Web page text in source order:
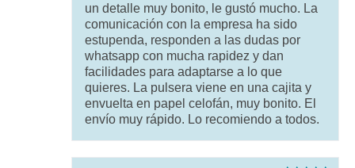
un detalle muy bonito, le gustó mucho. La
comunicación con la empresa ha sido
estupenda, responden a las dudas por
whatsapp con mucha rapidez y dan
facilidades para adaptarse a lo que
quieres. La pulsera viene en una cajita y
envuelta en papel celofán, muy bonito. El
envío muy rápido. Lo recomiendo a todos.